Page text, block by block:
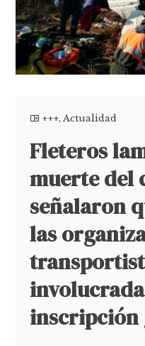
+++,Actualidad
Fleteros
muerte del
señalaron
las
inscripción